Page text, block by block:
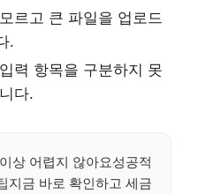
르고 큰 파일을 업로드
.
력 항목을 구분하지 못
다.
상 어렵지 않아요성공적
지금 바로 확인하고 세금